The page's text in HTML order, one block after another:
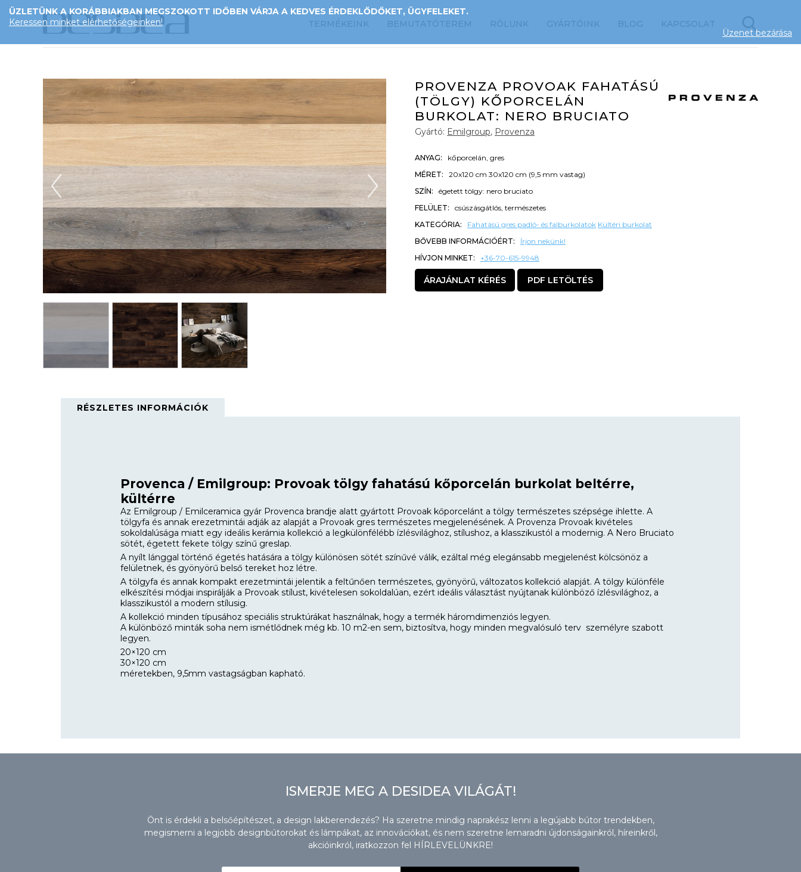
ÜZLETÜNK A KORÁBBIAKBAN MEGSZOKOTT IDŐBEN VÁRJA A KEDVES ÉRDEKLŐDŐKET, ÜGYFELEKET.
Keressen minket elérhetőségeinken!
Üzenet bezárása
TERMÉKEINK BEMUTATÓTEREM RÓLUNK GYÁRTÓINK BLOG KAPCSOLAT
PROVENZA PROVOAK FAHATÁSÚ
(TÖLGY) KŐPORCELÁN
BURKOLAT: NERO BRUCIATO
Gyártó: Emilgroup, Provenza
ANYAG:
kőporcelán, gres
MÉRET:
20x120 cm 30x120 cm (9,5 mm vastag)
SZÍN:
égetett tölgy: nero bruciato
FELÜLET:
csúszásgátlós, természetes
KATEGÓRIA:
Fahatású gres padló- és falburkolatok Kültéri burkolat
BŐVEBB INFORMÁCIÓÉRT:
Írjon nekünk!
HÍVJON MINKET:
+36-70-615-9948
ÁRAJÁNLAT KÉRÉS PDF LETÖLTÉS
RÉSZLETES INFORMÁCIÓK
Provenca / Emilgroup: Provoak tölgy fahatású kőporcelán burkolat beltérre,
kültérre
Az Emilgroup / Emilceramica gyár Provenca brandje alatt gyártott Provoak kőporcelánt a tölgy természetes szépsége ihlette. A
tölgyfa és annak erezetmintái adják az alapját a Provoak gres természetes megjelenésének. A Provenza Provoak kivételes
sokoldalúsága miatt egy ideális kerámia kollekció a legkülönfélébb ízlésvilághoz, stílushoz, a klasszikustól a modernig. A Nero Bruciato
sötét, égetett fekete tölgy színű greslap.
A nyílt lánggal történő égetés hatására a tölgy különösen sötét színűvé válik, ezáltal még elegánsabb megjelenést kölcsönöz a
felületnek, és gyönyörű belső tereket hoz létre.
A tölgyfa és annak kompakt erezetmintái jelentik a feltűnően természetes, gyönyörű, változatos kollekció alapját. A tölgy különféle
elkészítési módjai inspirálják a Provoak stílust, kivételesen sokoldalúan, ezért ideális választást nyújtanak különböző ízlésvilághoz, a
klasszikustól a modern stílusig.
A kollekció minden típusához speciális struktúrákat használnak, hogy a termék háromdimenziós legyen.
A különböző minták soha nem ismétlődnek még kb. 10 m2-en sem, biztosítva, hogy minden megvalósuló terv személyre szabott
legyen.
20×120 cm
30×120 cm
méretekben, 9,5mm vastagságban kapható.
ISMERJE MEG A DESIDEA VILÁGÁT!
Önt is érdekli a belsőépítészet, a design lakberendezés? Ha szeretne mindig naprakész lenni a legújabb bútor trendekben,
megismerni a legjobb designbútorokat és lámpákat, az innovációkat, és nem szeretne lemaradni újdonságainkról, híreinkről,
akcióinkról, iratkozzon fel HÍRLEVELÜNKRE!